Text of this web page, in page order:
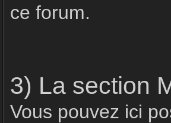
ce forum.
3) La section
Vous pouvez ici